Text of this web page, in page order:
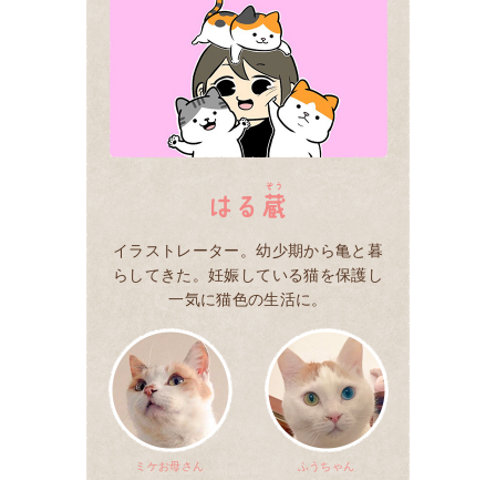
イラストレーター。幼少期から亀と暮
らしてきた。妊娠している猫を保護し
一気に猫色の生活に。
ミケお母さん ふうちゃん